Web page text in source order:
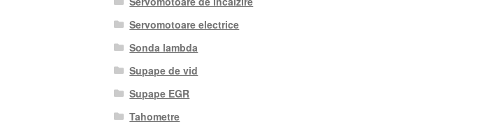
Servomotoare electrice
Sonda lambda
Supape de vid
Supape EGR
Tahometre